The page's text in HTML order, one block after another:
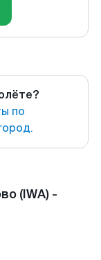
по
(IWA) -